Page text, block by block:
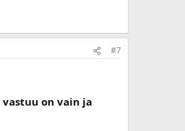
#7
vastuu on vain ja